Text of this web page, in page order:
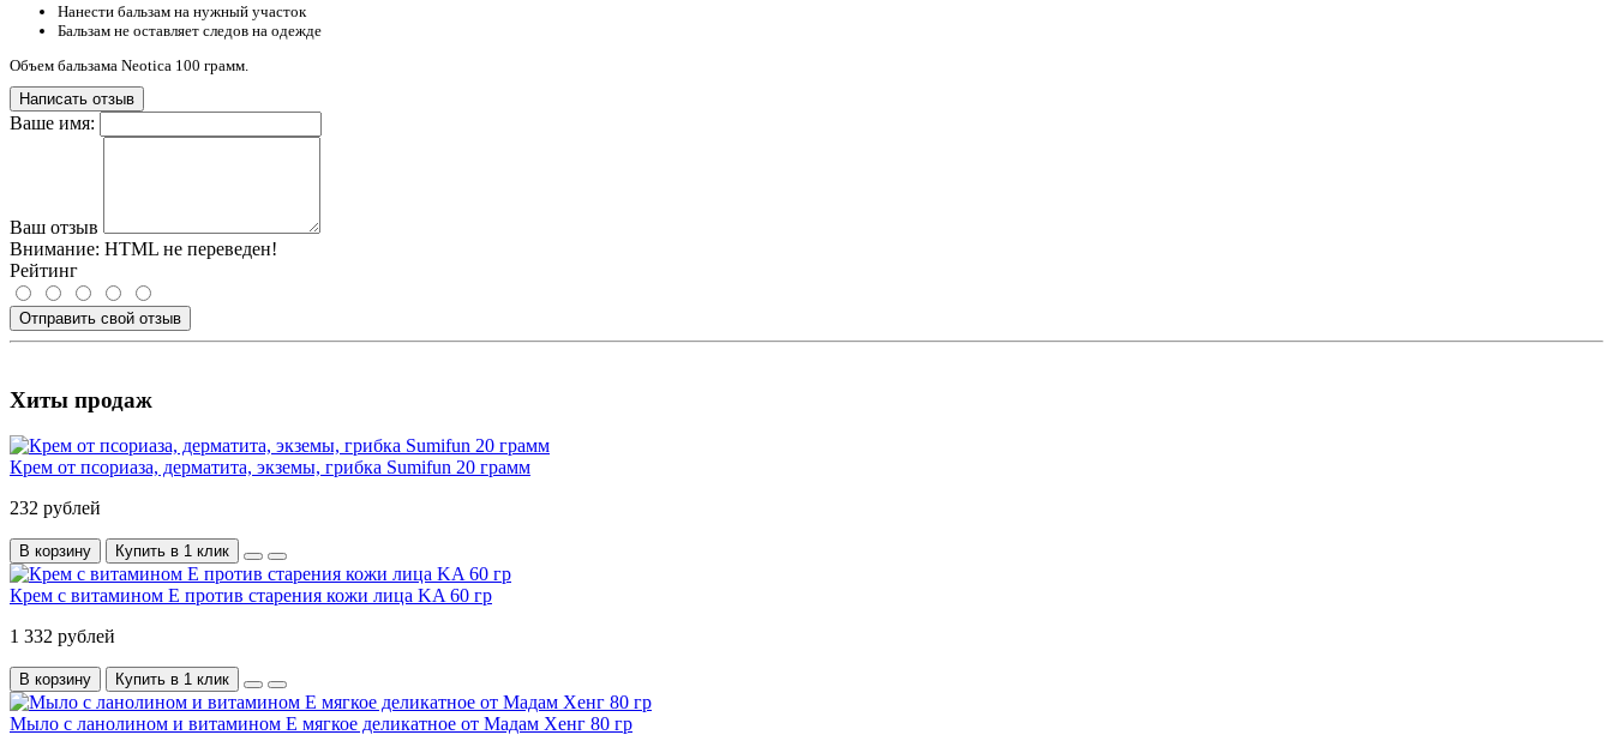
Нанести бальзам на нужный участок
Бальзам не оставляет следов на одежде
Объем бальзама Neotica 100 грамм.
Написать отзыв
Ваше имя:
Ваш отзыв
Внимание: HTML не переведен!
Рейтинг
Отправить свой отзыв
Хиты продаж
Крем от псориаза, дерматита, экземы, грибка Sumifun 20 грамм
232 рублей
В корзину Купить в 1 клик
Крем с витамином Е против старения кожи лица KA 60 гр
1 332 рублей
В корзину Купить в 1 клик
Мыло с ланолином и витамином Е мягкое деликатное от Мадам Хенг 80 гр